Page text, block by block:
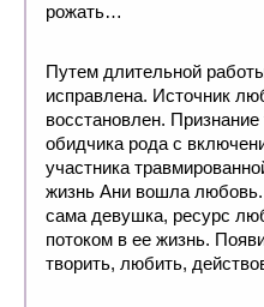
рожать…
Путем длительной
исправлена. Источник
восстановлен.
обидчика рода с
участника
жизнь Ани вошла любовь.
сама девушка, ресурс
потоком в ее жизнь.
творить, любить,